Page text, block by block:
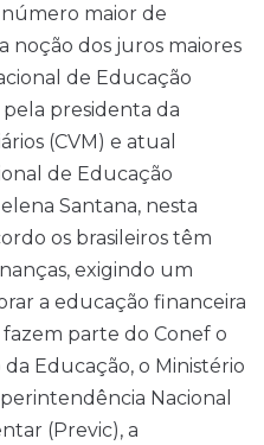
maior de
noção dos juros maiores
de Educação
presidenta da
(CVM) e atual
de Educação
Santana, nesta
os brasileiros têm
exigindo um
a educação financeira
fazem parte do Conef o
Educação, o Ministério
Nacional
(Previc), a